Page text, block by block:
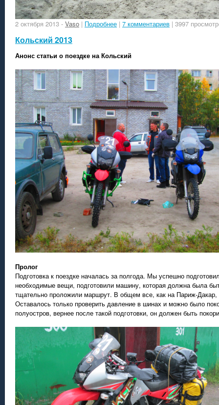
2 октября 2013 - Vaso | Подробнее | 7 комментариев | 3997
Кольский 2013
Анонс статьи о поездке на Кольский
Пролог
Подготовка к поездке началась за полгода. Мы успешно
необходимые вещи, подготовили машину, которая должна была
тщательно проложили маршрут. В общем все, как на Париж-Дакар,
Оставалось только проверить давление в шинах и можно было
полуостров, вернее после такой подготовки, он должен быть